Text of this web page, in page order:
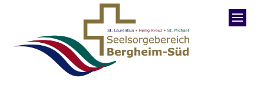
Zum Inhalt springen